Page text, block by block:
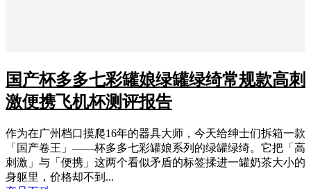
国产杯多多七彩罐娘绿罐绿绮常规款高刺
激便携飞机杯测评报告
作为在广州档口摸爬16年的器具大师，今天给绅士们拆箱一款
「国产卷王」——杯多多七彩罐娘系列的绿罐绿绮。它把「高
刺激」与「便携」这两个看似矛盾的标签揉进一罐奶茶大小的
身躯里，价格却不到...